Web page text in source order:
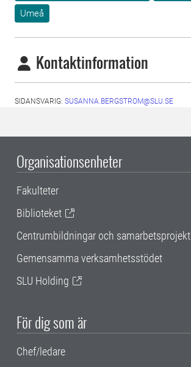
Umeå
Kontaktinformation
SIDANSVARIG: SUSANNA.BERGSTROM@SLU.SE
Organisationsenheter
Fakulteter
Biblioteket
Centrumbildningar och samarbetsprojekt
Gemensamma verksamhetsstödet
SLU Holding
För dig som är
Chef/ledare